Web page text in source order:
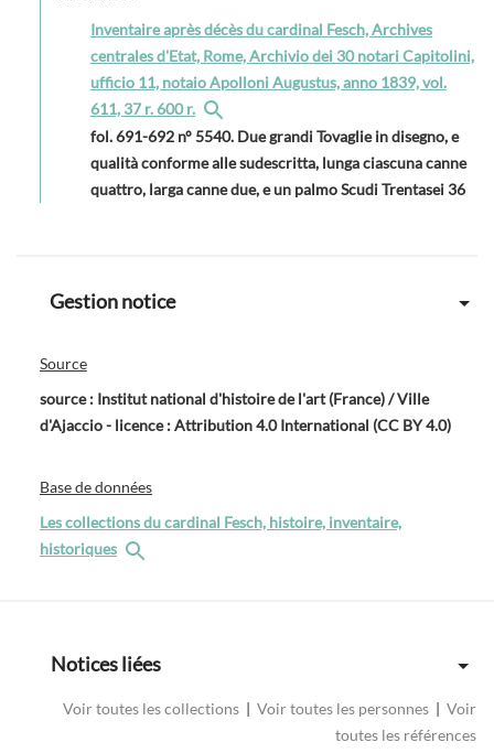
Inventaire après décès du cardinal Fesch, Archives
centrales d'Etat, Rome, Archivio dei 30 notari Capitolini,
ufficio 11, notaio Apolloni Augustus, anno 1839, vol.
611, 37 r. 600 r.
fol. 691-692 n° 5540. Due grandi Tovaglie in disegno, e
qualità conforme alle sudescritta, lunga ciascuna canne
quattro, larga canne due, e un palmo Scudi Trentasei 36
Gestion notice
Source
source : Institut national d'histoire de l'art (France) / Ville
d'Ajaccio - licence : Attribution 4.0 International (CC BY 4.0)
Base de données
Les collections du cardinal Fesch, histoire, inventaire,
historiques
Notices liées
Voir toutes les collections | Voir toutes les personnes | Voir
toutes les références